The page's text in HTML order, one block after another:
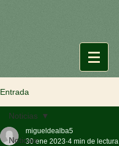
Entrada
Noticias
Noticias
migueldealba5
30 ene 2023 4 min de lectura